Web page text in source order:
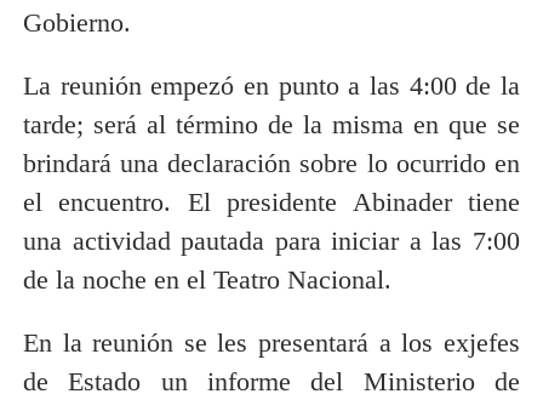
Gobierno.
La reunión empezó en punto a las 4:00 de la
tarde; será al término de la misma en que se
brindará una declaración sobre lo ocurrido en
el encuentro. El presidente Abinader tiene
una actividad pautada para iniciar a las 7:00
de la noche en el Teatro Nacional.
En la reunión se les presentará a los exjefes
de Estado un informe del Ministerio de